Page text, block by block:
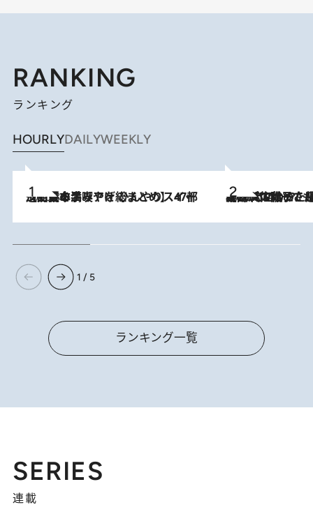
RANKING
ランキング
HOURLYDAILYWEEKLY
2026.8.5
【西日本エリアを総まとめ】 47都道府県の手みやげ ひんやりスイーツで夏を満喫 2026.8.5
【阿川佐和子さんの年とる力】なぜ70代で始めた趣味は“こんなに楽しい”のか？ ピアノ、俳句…スランプに陥っても続けられる“ある秘訣”とは
1 / 5
ランキング一覧
SERIES
連載